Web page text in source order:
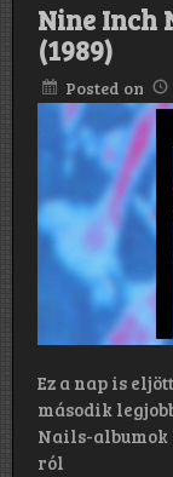
Nine Inch
(1989)
Posted on
Ez a nap is
második
Nails-albumok
ról